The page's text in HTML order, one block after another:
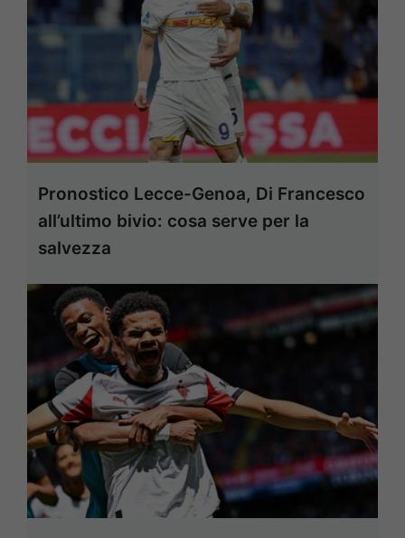
Pronostico Lecce-Genoa, Di Francesco
all’ultimo bivio: cosa serve per la
salvezza